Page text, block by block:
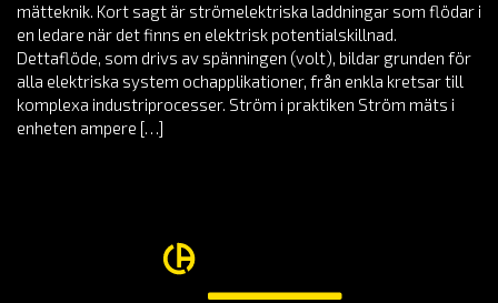
mätteknik. Kort sagt är strömelektriska laddningar som flödar i
en ledare när det finns en elektrisk potentialskillnad.
Dettaflöde, som drivs av spänningen (volt), bildar grunden för
alla elektriska system ochapplikationer, från enkla kretsar till
komplexa industriprocesser. Ström i praktiken Ström mäts i
enheten ampere […]